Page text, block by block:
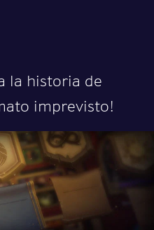
la historia de
imprevisto!